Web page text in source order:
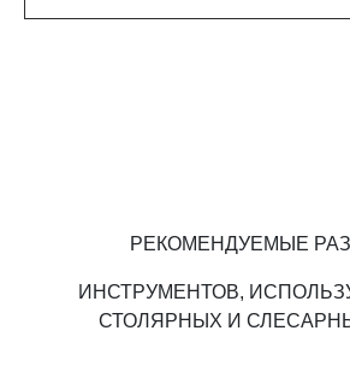
РЕКОМЕНДУЕМЫЕ
ИНСТРУМЕНТОВ,
СТОЛЯРНЫХ И